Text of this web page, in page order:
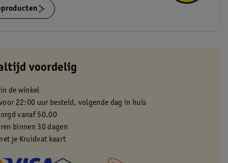
voordelig
de winkel
22:00 uur besteld, volgende dag in huis
vanaf 50.00
binnen 30 dagen
je Kruidvat kaart